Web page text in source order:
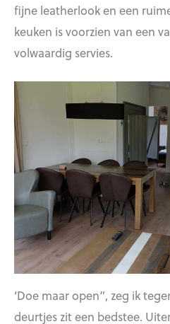
fijne leatherlook en een
keuken is voorzien van een
volwaardig servies.
‘Doe maar open”, zeg ik
deurtjes zit een bedstee.